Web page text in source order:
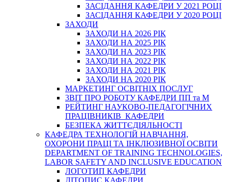
ЗАСІДАННЯ КАФЕДРИ У 2021 РОЦІ
ЗАСІДАННЯ КАФЕДРИ У 2020 РОЦІ
ЗАХОДИ
ЗАХОДИ НА 2026 РІК
ЗАХОДИ НА 2025 РІК
ЗАХОДИ НА 2023 РІК
ЗАХОДИ НА 2022 РІК
ЗАХОДИ НА 2021 РІК
ЗАХОДИ НА 2020 РІК
МАРКЕТИНГ ОСВІТНІХ ПОСЛУГ
3BIT ПРО РОБОТУ КАФЕДРИ ПП та М
РЕЙТИНГ НАУКОВО-ПЕДАГОГІЧНИХ
ПРАЦІВНИКІВ КАФЕДРИ
БЕЗПЕКА ЖИТТЄДІЯЛЬНОСТІ
КАФЕДРА ТЕХНОЛОГІЙ НАВЧАННЯ,
ОХОРОНИ ПРАЦІ ТА ІНКЛЮЗИВНОЇ ОСВІТИ
DEPARTMENT OF TRAINING TECHNOLOGIES,
LABOR SAFETY AND INCLUSIVE EDUCATION
ЛОГОТИП КАФЕДРИ
ЛІТОПИС КАФЕДРИ